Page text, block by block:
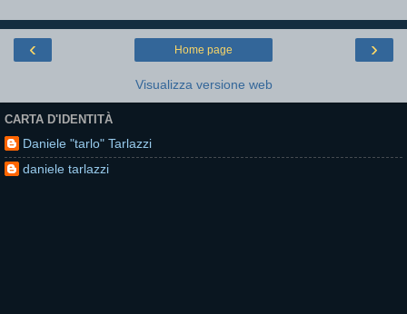
‹ ›
Home page
Visualizza versione web
CARTA D'IDENTITÀ
Daniele "tarlo" Tarlazzi
daniele tarlazzi